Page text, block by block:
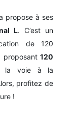
propose à ses
L. C’est un
de 120
proposant 120
la voie à la
profitez de
!